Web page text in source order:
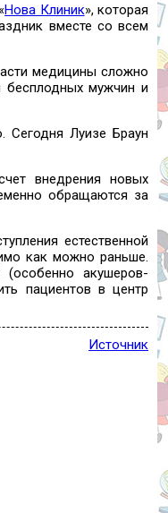
Нова Клиник», которая
вместе со всем
медицины сложно
бесплодных мужчин и
Луизе Браун
внедрения новых
обращаются за
естественной
как можно раньше.
акушеров-
пациентов в центр
Источник